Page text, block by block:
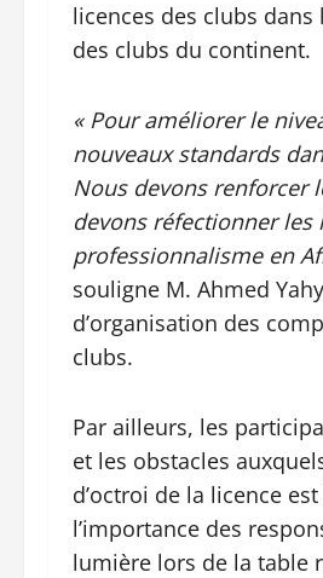
licences des clubs
des clubs du continent.
« Pour améliorer le
nouveaux standards
Nous devons renforcer
devons réfectionner les
professionnalisme en
souligne M. Ahmed
d’organisation des
clubs.
Par ailleurs, les
et les obstacles
d’octroi de la licence
l’importance des
lumière lors de la table